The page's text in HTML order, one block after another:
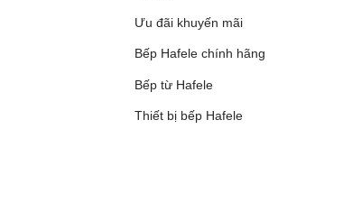
Ưu đãi khuyến mãi
Bếp Hafele chính hãng
Bếp từ Hafele
Thiết bị bếp Hafele